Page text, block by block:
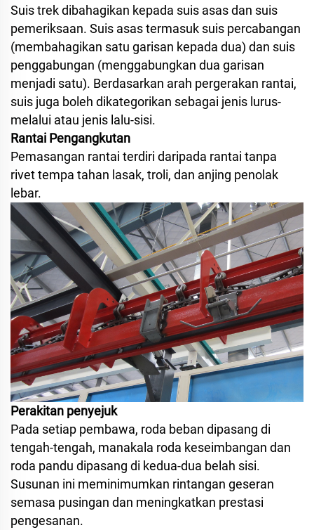
Suis trek dibahagikan kepada suis asas dan suis
pemeriksaan. Suis asas termasuk suis percabangan
(membahagikan satu garisan kepada dua) dan suis
penggabungan (menggabungkan dua garisan
menjadi satu). Berdasarkan arah pergerakan rantai,
suis juga boleh dikategorikan sebagai jenis lurus-
melalui atau jenis lalu-sisi.
Rantai Pengangkutan
Pemasangan rantai terdiri daripada rantai tanpa
rivet tempa tahan lasak, troli, dan anjing penolak
lebar.
Perakitan penyejuk
Pada setiap pembawa, roda beban dipasang di
tengah-tengah, manakala roda keseimbangan dan
roda pandu dipasang di kedua-dua belah sisi.
Susunan ini meminimumkan rintangan geseran
semasa pusingan dan meningkatkan prestasi
pengesanan.